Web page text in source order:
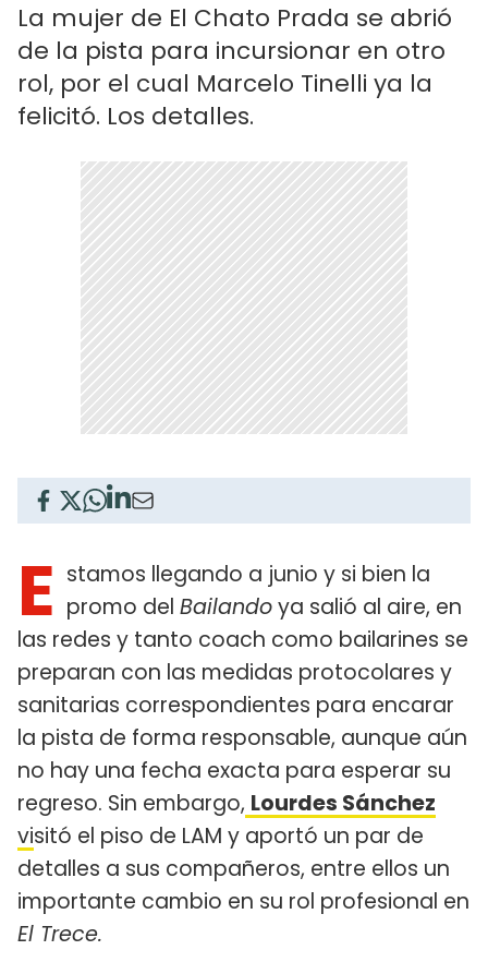
La mujer de El Chato Prada se abrió
de la pista para incursionar en otro
rol, por el cual Marcelo Tinelli ya la
felicitó. Los detalles.
E stamos llegando a junio y si bien la
promo del Bailandoya salió al aire, en
las redes y tanto coach como bailarines se
preparan con las medidas protocolares y
sanitarias correspondientes para encarar
la pista de forma responsable, aunque aún
no hay una fecha exacta para esperar su
regreso. Sin embargo, Lourdes Sánchez
visitó el piso de LAM y aportó un par de
detalles a sus compañeros, entre ellos un
importante cambio en su rol profesional en
El Trece.